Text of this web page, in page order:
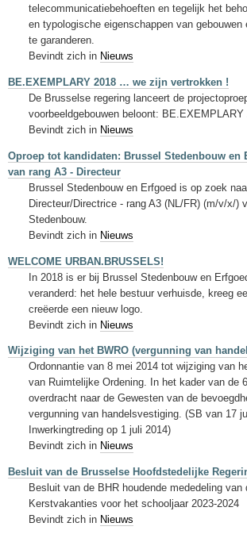
telecommunicatiebehoeften en tegelijk het
en typologische eigenschappen van gebouwen
te garanderen.
Bevindt zich in Nieuws
BE.EXEMPLARY 2018 … we zijn vertrokken !
De Brusselse regering lanceert de
voorbeeldgebouwen beloont: BE.EXEMPLARY
Bevindt zich in Nieuws
Oproep tot kandidaten: Brussel Stedenbouw en
van rang A3 - Directeur
Brussel Stedenbouw en Erfgoed is op zoek
Directeur/Directrice - rang A3 (NL/FR) (m/v/x/)
Stedenbouw.
Bevindt zich in Nieuws
WELCOME URBAN.BRUSSELS!
In 2018 is er bij Brussel Stedenbouw en
veranderd: het hele bestuur verhuisde, kreeg
creëerde een nieuw logo.
Bevindt zich in Nieuws
Wijziging van het BWRO (vergunning van
Ordonnantie van 8 mei 2014 tot wijziging van
van Ruimtelijke Ordening. In het kader van de
overdracht naar de Gewesten van de
vergunning van handelsvestiging. (SB van 17
Inwerkingtreding op 1 juli 2014)
Bevindt zich in Nieuws
Besluit van de Brusselse Hoofdstedelijke
Besluit van de BHR houdende mededeling van
Kerstvakanties voor het schooljaar 2023-2024
Bevindt zich in Nieuws